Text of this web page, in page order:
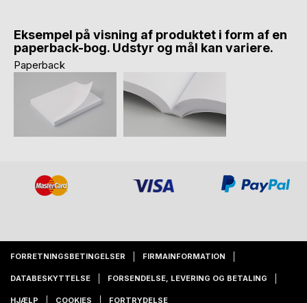
Eksempel på visning af produktet i form af en
paperback-bog. Udstyr og mål kan variere.
Paperback
FORRETNINGSBETINGELSER FIRMAINFORMATION
DATABESKYTTELSE FORSENDELSE, LEVERING OG BETALING
HJÆLP COOKIES FORTRYDELSE